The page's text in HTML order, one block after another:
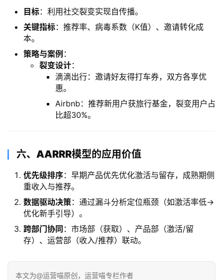
​目标​​：利用社交裂变实现自传播。
​关键指标​​：推荐率、病毒系数（K值）、邀请转化成
本。
​策略与案例​ ​：
​裂变设计​​：
滴滴出行：邀请好友得打车券，双方各享优
惠。
Airbnb：推荐新用户获旅行基金，裂变用户占
比超30%。
​六、AARRR模型的应用价值​
​优先级排序​​：早期产品优先优化激活与留存，成熟期侧
重收入与推荐。
​数据驱动决策​​：通过漏斗分析定位瓶颈（如激活率低→
优化新手引导）。
​跨部门协同​ ​：市场部（获取）、产品部（激活/留
存）、运营部（收入/推荐）联动。
本文为@运营喵原创，运营喵专栏作者